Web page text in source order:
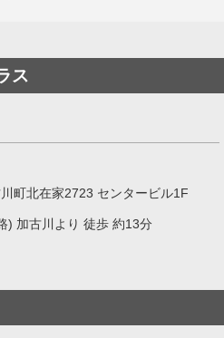
ス
町北在家2723 センタービル1F
) 加古川より 徒歩 約13分